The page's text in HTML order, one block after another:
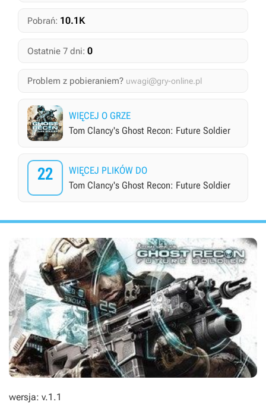
Pobrań: 10.1K
Ostatnie 7 dni: 0
Problem z pobieraniem? uwagi@gry-online.pl
WIĘCEJ O GRZE
Tom Clancy's Ghost Recon: Future Soldier
22
WIĘCEJ PLIKÓW DO
Tom Clancy's Ghost Recon: Future Soldier
wersja: v.1.1